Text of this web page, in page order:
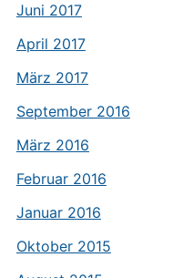
Juni 2017
April 2017
März 2017
September 2016
März 2016
Februar 2016
Januar 2016
Oktober 2015